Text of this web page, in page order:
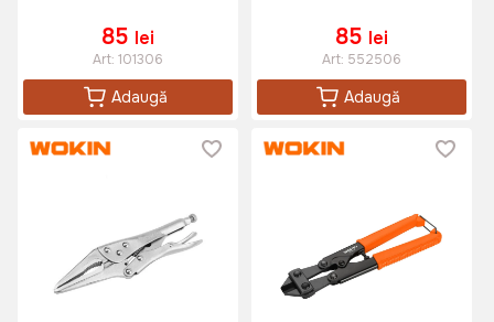
85 lei
Art: 101306
Adaugă
85 lei
Art: 552506
Adaugă